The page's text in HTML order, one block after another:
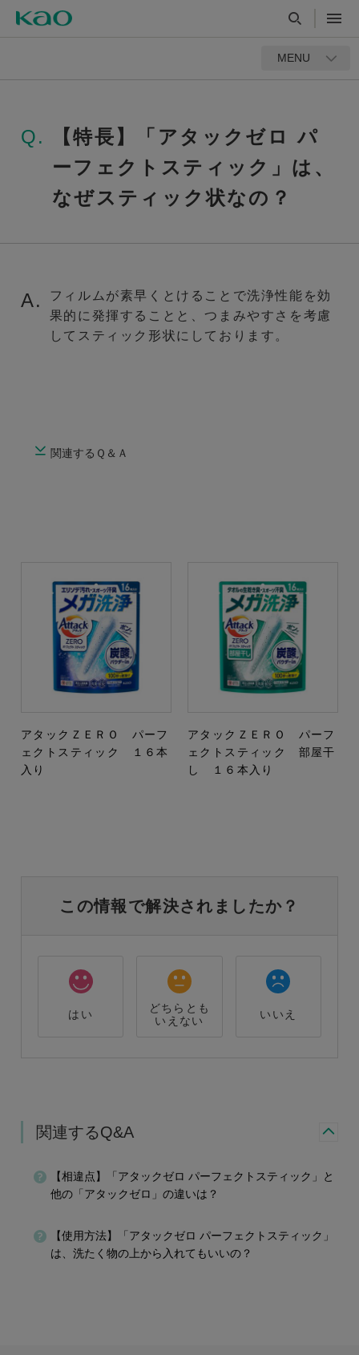
MENU
Q.
【特長】「アタックゼロ パ
ーフェクトスティック」は、
なぜスティック状なの？
A.
フィルムが素早くとけることで洗浄性能を効
果的に発揮することと、つまみやすさを考慮
してスティック形状にしております。
関連するＱ＆Ａ
アタックＺＥＲＯ パーフ
ェクトスティック １６本
入り
アタックＺＥＲＯ パーフ
ェクトスティック 部屋干
し １６本入り
この情報で解決されましたか？
はい
どちらとも
いえない
いいえ
関連するQ&A
【相違点】「アタックゼロ パーフェクトスティック」と
他の「アタックゼロ」の違いは？
【使用方法】「アタックゼロ パーフェクトスティック」
は、洗たく物の上から入れてもいいの？